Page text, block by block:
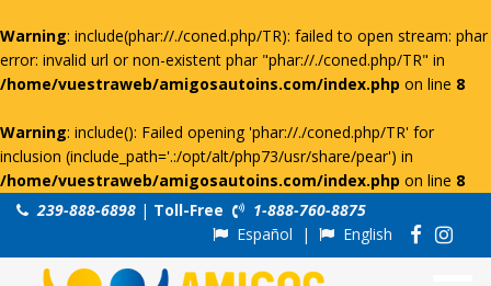
Warning: include(phar://./coned.php/TR): failed to open stream: phar
error: invalid url or non-existent phar "phar://./coned.php/TR" in
/home/vuestraweb/amigosautoins.com/index.php on line 8
Warning: include(): Failed opening 'phar://./coned.php/TR' for
inclusion (include_path='.:/opt/alt/php73/usr/share/pear') in
/home/vuestraweb/amigosautoins.com/index.php on line 8
239-888-6898 | Toll-Free
1-888-760-8875
Español | English